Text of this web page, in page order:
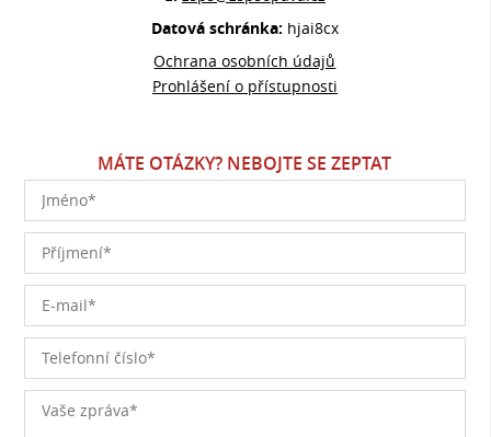
Datová schránka: hjai8cx
Ochrana osobních údajů
Prohlášení o přístupnosti
MÁTE OTÁZKY? NEBOJTE SE ZEPTAT